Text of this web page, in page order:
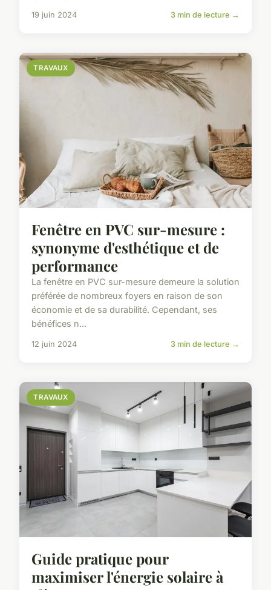
19 juin 2024 3 min de lecture →
TRAVAUX
Fenêtre en PVC sur-mesure :
synonyme d'esthétique et de
performance
La fenêtre en PVC sur-mesure demeure la solution
préférée de nombreux foyers en raison de son
économie et de sa durabilité. Cependant, ses
bénéfices n...
12 juin 2024 3 min de lecture →
TRAVAUX
Guide pratique pour
maximiser l'énergie solaire à